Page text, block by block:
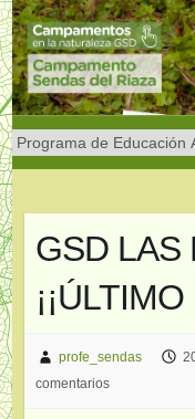
Saltar
al
contenido
GSD LAS
profe_sendas
comentarios